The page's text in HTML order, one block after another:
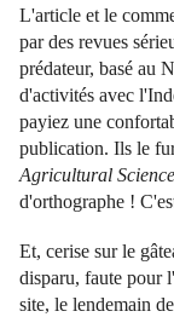
L'article et le
par des revues
prédateur, basé au
d'activités avec
payiez une
publication. Ils le
Agricultural Science
d'orthographe !
Et, cerise sur le
disparu, faute pour
site, le lendemain